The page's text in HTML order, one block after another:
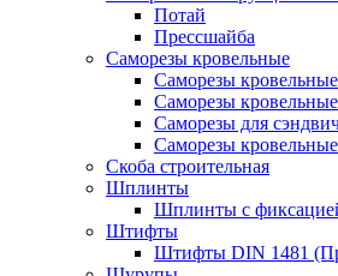
Потай
Прессшайба
Саморезы кровельные
Саморезы
Саморезы
Саморезы для
Саморезы
Скоба строительная
Шплинты
Шплинты с
Штифты
Штифты DIN 1481